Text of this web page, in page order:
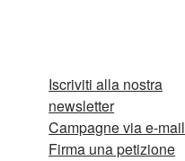
Iscriviti alla nostra
newsletter
Campagne via e-mail
Firma una petizione